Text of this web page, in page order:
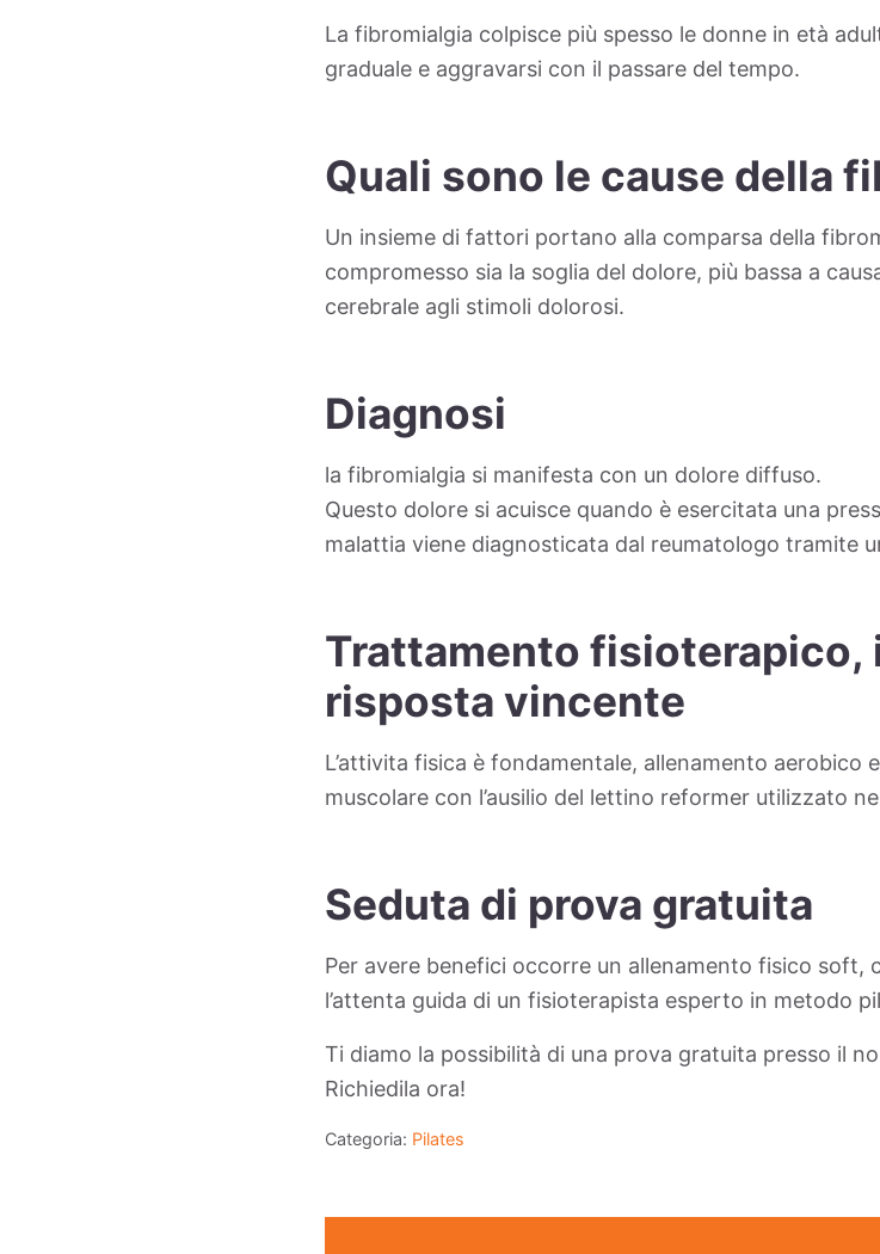
La fibromialgia colpisce più spesso le donne in età
graduale e aggravarsi con il passare del tempo.
Quali sono le cause della
Un insieme di fattori portano alla comparsa della
compromesso sia la soglia del dolore, più bassa a
cerebrale agli stimoli dolorosi.
Diagnosi
la fibromialgia si manifesta con un dolore diffuso.
Questo dolore si acuisce quando è esercitata una
malattia viene diagnosticata dal reumatologo tramite
Trattamento fisioterapico,
risposta vincente
L’attivita fisica è fondamentale, allenamento aerobico
muscolare con l’ausilio del lettino reformer utilizzato
Seduta di prova gratuita
Per avere benefici occorre un allenamento fisico soft,
l’attenta guida di un fisioterapista esperto in metodo
Ti diamo la possibilità di una prova gratuita presso il
Richiedila ora!
Categoria: Pilates